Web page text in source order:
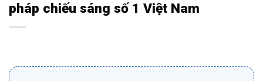
pháp chiếu sáng số 1 Việt Nam